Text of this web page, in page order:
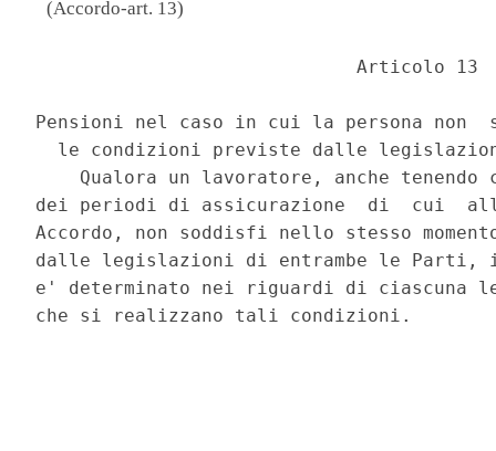
(Accordo-art. 13)
                             Articolo 13
Pensioni nel caso in cui la persona non
le condizioni previste dalle
Qualora un lavoratore, anche tenendo
dei periodi di assicurazione  di  cui
Accordo, non soddisfi nello stesso
dalle legislazioni di entrambe le
e' determinato nei riguardi di ciascuna
che si realizzano tali condizioni.